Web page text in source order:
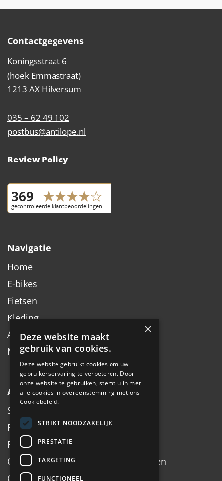
Contactgegevens
Koningsstraat 6
(hoek Emmastraat)
1213 AX Hilversum
035 – 62 49 102
postbus@antilope.nl
Review Policy
Navigatie
Home
E-bikes
Fietsen
Kleding
Accessoires
Merken
Algemeen
Service
Fiets inruilen
Fietsadvies op maat
Onderhoud, Service, Halen & Brengen
Onderhoud Brompton
×
Deze website maakt
gebruik van cookies.
Deze website gebruikt cookies om uw
gebruikerservaring te verbeteren. Door
onze website te gebruiken, stemt u in met
alle cookies in overeenstemming met ons
Cookiebeleid.
STRIKT NOODZAKELIJK
PRESTATIE
TARGETING
FUNCTIONEEL